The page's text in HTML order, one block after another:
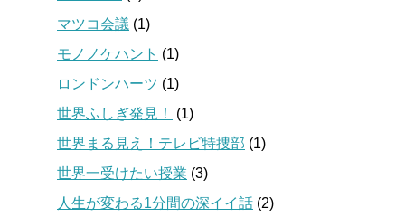
マツコ会議 (1)
モノノケハント (1)
ロンドンハーツ (1)
世界ふしぎ発見！
(1)
世界まる見え！テレビ特捜部 (1)
世界一受けたい授業 (3)
人生が変わる1分間の深イイ話 (2)